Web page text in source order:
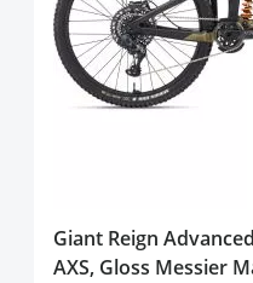
Giant Reign
AXS, Gloss Messier